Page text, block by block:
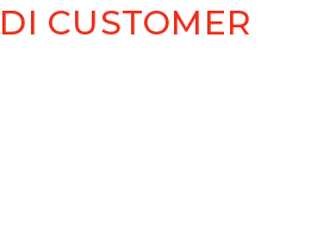
CUSTOMER